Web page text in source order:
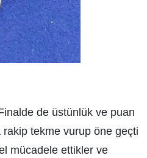
de üstünlük ve puan
tekme vurup öne geçti
mücadele ettikler ve